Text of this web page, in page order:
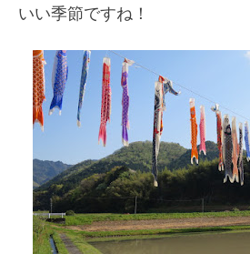
いい季節ですね！